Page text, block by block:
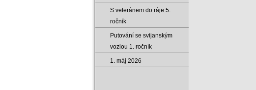
S veteránem do ráje 5.
ročník
Putování se svijanským
vozlou 1. ročník
1. máj 2026